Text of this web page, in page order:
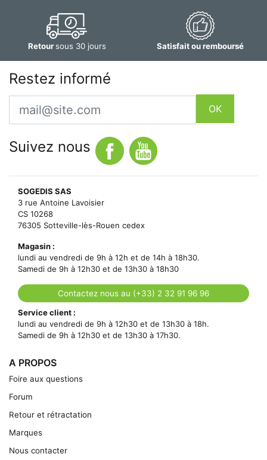
Retoursous 30 jours Satisfait ou remboursé
Restez informé
Email
OK
Suivez nous
SOGEDIS SAS
3 rue Antoine Lavoisier
CS 10268
76305 Sotteville-lès-Rouen cedex
Magasin :
lundi au vendredi de 9h à 12h et de 14h à 18h30.
Samedi de 9h à 12h30 et de 13h30 à 18h30
Contactez nous au (+33) 2 32 91 96 96
Service client :
lundi au vendredi de 9h à 12h30 et de 13h30 à 18h.
Samedi de 9h à 12h30 et de 13h30 à 17h30.
A PROPOS
Foire aux questions
Forum
Retour et rétractation
Marques
Nous contacter